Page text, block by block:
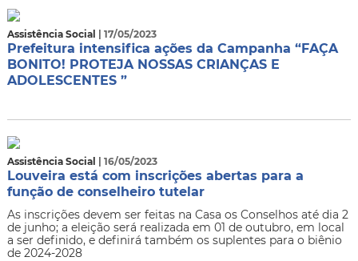
Assistência Social | 17/05/2023
Prefeitura intensifica ações da Campanha “FAÇA
BONITO! PROTEJA NOSSAS CRIANÇAS E
ADOLESCENTES ”
Assistência Social | 16/05/2023
Louveira está com inscrições abertas para a
função de conselheiro tutelar
As inscrições devem ser feitas na Casa os Conselhos até dia 2
de junho; a eleição será realizada em 01 de outubro, em local
a ser definido, e definirá também os suplentes para o biênio
de 2024-2028